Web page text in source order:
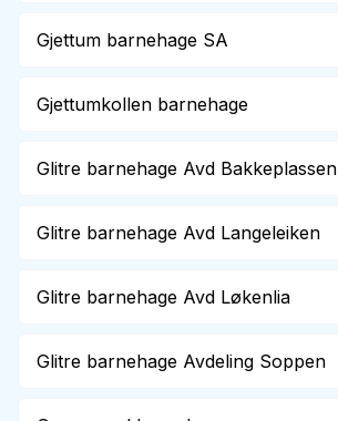
Gjettum barnehage SA
Gjettumkollen barnehage
Glitre barnehage Avd Bakkeplassen
Glitre barnehage Avd Langeleiken
Glitre barnehage Avd Løkenlia
Glitre barnehage Avdeling Soppen